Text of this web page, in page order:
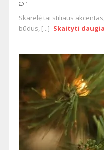
1
Skarelė tai stiliaus
būdus, [...] Skaityti